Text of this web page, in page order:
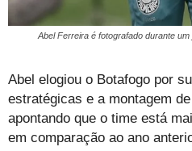
Abel Ferreira é fotografado durante
Abel elogiou o Botafogo por
estratégicas e a montagem
apontando que o time está
em comparação ao ano